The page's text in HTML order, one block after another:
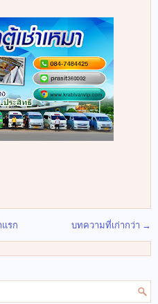
บทความที่เก่ากว่า →
รก